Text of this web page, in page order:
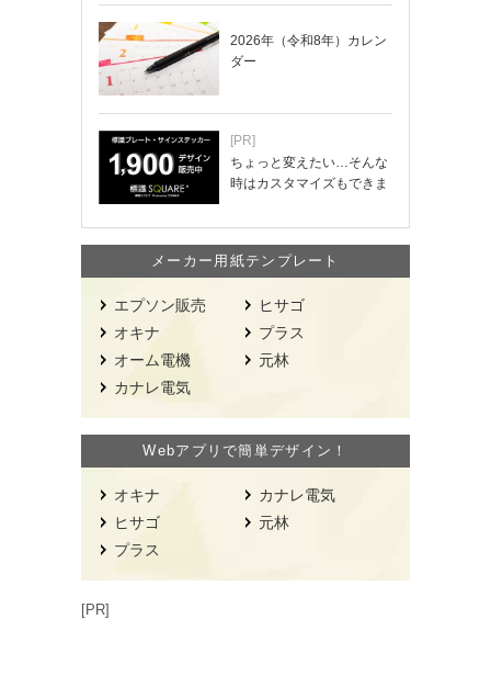
2026年（令和8年）カレン
ダー
[PR]
ちょっと変えたい…そんな
時はカスタマイズもできま
メーカー用紙テンプレート
エプソン販売
オキナ
オーム電機
カナレ電気
ヒサゴ
プラス
元林
Webアプリで簡単デザイン！
オキナ
ヒサゴ
プラス
カナレ電気
元林
[PR]